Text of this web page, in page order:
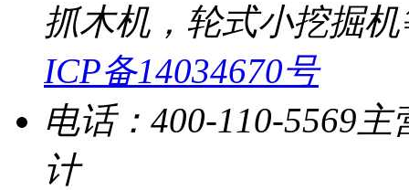
抓木机，轮式小挖掘
ICP备14034670号
电话：400-110-5569 主
计